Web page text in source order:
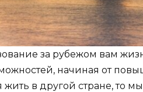
за рубежом вам
начиная от
в другой стране, то